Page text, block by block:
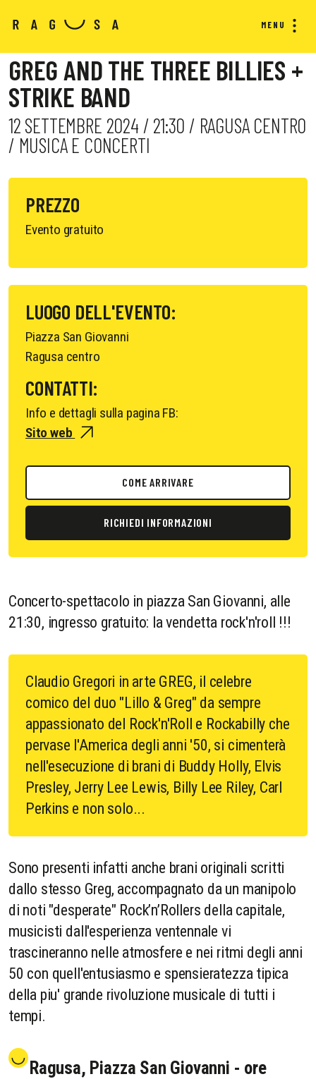
MENU
GREG AND THE THREE BILLIES +
STRIKE BAND
12 SETTEMBRE 2024 / 21:30 / RAGUSA CENTRO
/ MUSICA E CONCERTI
PREZZO
Evento gratuito
LUOGO DELL'EVENTO:
Piazza San Giovanni
Ragusa centro
CONTATTI:
Info e dettagli sulla pagina FB:
Sito web
COME ARRIVARE
RICHIEDI INFORMAZIONI
Concerto-spettacolo in piazza San Giovanni, alle
21:30, ingresso gratuito: la vendetta rock'n'roll !!!
Claudio Gregori in arte GREG, il celebre
comico del duo "Lillo & Greg" da sempre
appassionato del Rock'n'Roll e Rockabilly che
pervase l'America degli anni '50, si cimenterà
nell'esecuzione di brani di Buddy Holly, Elvis
Presley, Jerry Lee Lewis, Billy Lee Riley, Carl
Perkins e non solo...
Sono presenti infatti anche brani originali scritti
dallo stesso Greg, accompagnato da un manipolo
di noti "desperate" Rock’n’Rollers della capitale,
musicisti dall'esperienza ventennale vi
trascineranno nelle atmosfere e nei ritmi degli anni
50 con quell'entusiasmo e spensieratezza tipica
della piu' grande rivoluzione musicale di tutti i
tempi.
Ragusa, Piazza San Giovanni - ore